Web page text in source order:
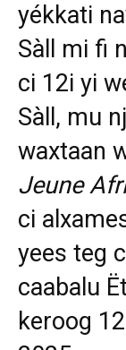
yékkati
Sàll mi fi
ci 12i yi
Sàll, mu
waxtaan
Jeune
ci
yees teg
caabalu
keroog